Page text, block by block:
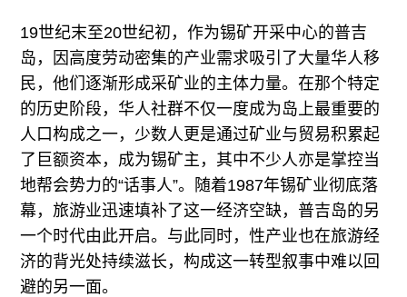
19世纪末至20世纪初，作为锡矿开采中心的普吉
岛，因高度劳动密集的产业需求吸引了大量华人移
民，他们逐渐形成采矿业的主体力量。在那个特定
的历史阶段，华人社群不仅一度成为岛上最重要的
人口构成之一，少数人更是通过矿业与贸易积累起
了巨额资本，成为锡矿主，其中不少人亦是掌控当
地帮会势力的“话事人”。随着1987年锡矿业彻底落
幕，旅游业迅速填补了这一经济空缺，普吉岛的另
一个时代由此开启。与此同时，性产业也在旅游经
济的背光处持续滋长，构成这一转型叙事中难以回
避的另一面。